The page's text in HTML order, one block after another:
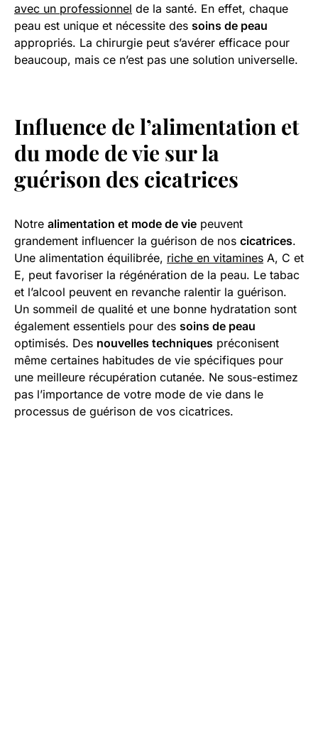
avec un professionnel de la santé. En effet, chaque
peau est unique et nécessite des soins de peau
appropriés. La chirurgie peut s’avérer efficace pour
beaucoup, mais ce n’est pas une solution universelle.
Influence de l’alimentation et
du mode de vie sur la
guérison des cicatrices
Notre alimentation et mode de vie peuvent
grandement influencer la guérison de nos cicatrices.
Une alimentation équilibrée, riche en vitamines A, C et
E, peut favoriser la régénération de la peau. Le tabac
et l’alcool peuvent en revanche ralentir la guérison.
Un sommeil de qualité et une bonne hydratation sont
également essentiels pour des soins de peau
optimisés. Des nouvelles techniques préconisent
même certaines habitudes de vie spécifiques pour
une meilleure récupération cutanée. Ne sous-estimez
pas l’importance de votre mode de vie dans le
processus de guérison de vos cicatrices.